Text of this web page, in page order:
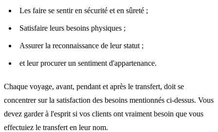
Les faire se sentir en sécurité et en sûreté ;
Satisfaire leurs besoins physiques ;
Assurer la reconnaissance de leur statut ;
et leur procurer un sentiment d'appartenance.
Chaque voyage, avant, pendant et après le transfert, doit se
concentrer sur la satisfaction des besoins mentionnés ci-dessus. Vous
devez garder à l'esprit si vos clients ont vraiment besoin que vous
effectuiez le transfert en leur nom.